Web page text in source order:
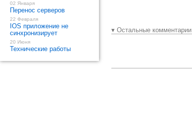
▾ Остальные комментарии
02 Января
Перенос серверов
22 Февраля
IOS приложение не
синхронизирует
20 Июня
Технические работы